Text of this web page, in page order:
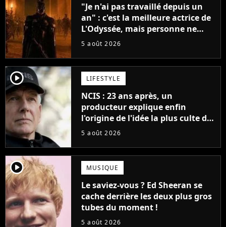
"Je n'ai pas travaillé depuis un
an" : c'est la meilleure actrice de
L'Odyssée, mais personne ne
veut lui donner de rôle au
5 août 2026
player2 LIFESTYLE
NCIS : 23 ans après, un
producteur explique enfin
l'origine de l'idée la plus culte de
la série (et on ne parle pas du
5 août 2026
player2 MUSIQUE
Le saviez-vous ? Ed Sheeran se
cache derrière les deux plus gros
tubes du moment !
5 août 2026